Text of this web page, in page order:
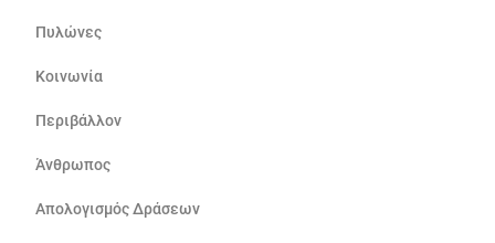
Πυλώνες
Κοινωνία
Περιβάλλον
Άνθρωπος
Απολογισμός Δράσεων